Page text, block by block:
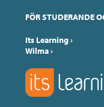
FÖR STUDERANDE
Its Learning›
Wilma›